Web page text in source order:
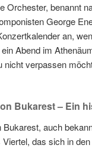
Orchester, benannt
George
an,
Abend im
nicht verpassen
Bukarest – Ein
Bukarest, auch
das sich in